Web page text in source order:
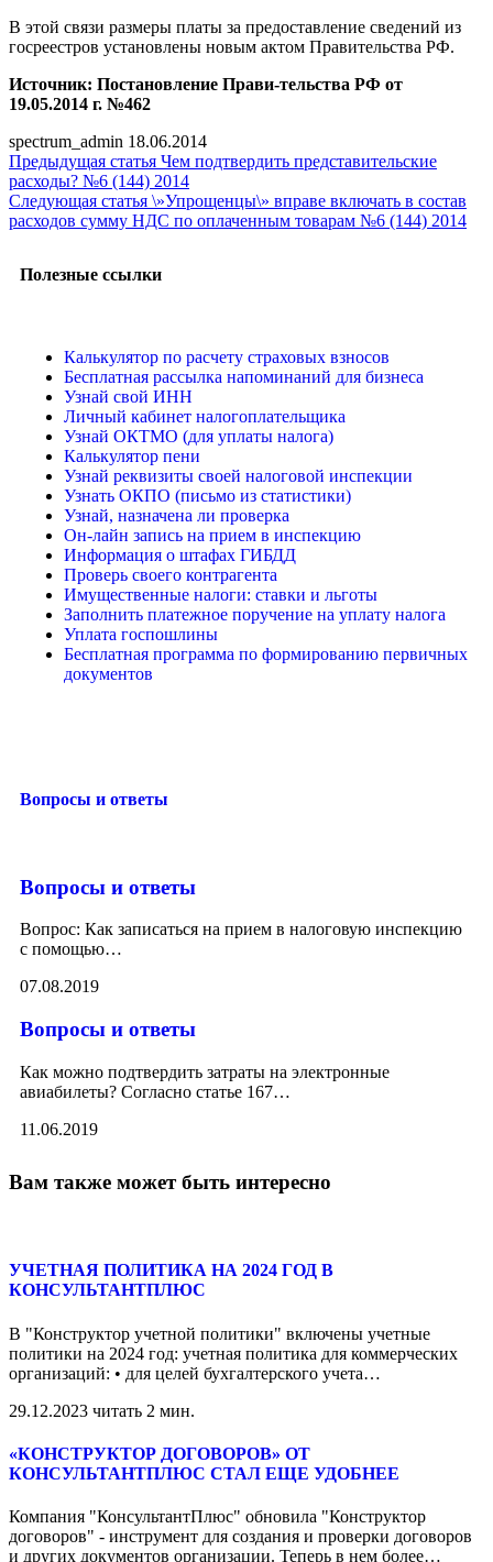
В этой связи размеры платы за предоставление сведений из
госреестров установлены новым актом Правительства РФ.
Источник: Постановление Прави-тельства РФ от
19.05.2014 г. №462
spectrum_admin 18.06.2014
Предыдущая статья Чем подтвердить представительские
расходы? №6 (144) 2014
Следующая статья \»Упрощенцы\» вправе включать в состав
расходов сумму НДС по оплаченным товарам №6 (144) 2014
Полезные ссылки
Калькулятор по расчету страховых взносов
Бесплатная рассылка напоминаний для бизнеса
Узнай свой ИНН
Личный кабинет налогоплательщика
Узнай ОКТМО (для уплаты налога)
Калькулятор пени
Узнай реквизиты своей налоговой инспекции
Узнать ОКПО (письмо из статистики)
Узнай, назначена ли проверка
Он-лайн запись на прием в инспекцию
Информация о штафах ГИБДД
Проверь своего контрагента
Имущественные налоги: ставки и льготы
Заполнить платежное поручение на уплату налога
Уплата госпошлины
Бесплатная программа по формированию первичных
документов
Вопросы и ответы
Вопросы и ответы
Вопрос: Как записаться на прием в налоговую инспекцию
с помощью…
07.08.2019
Вопросы и ответы
Как можно подтвердить затраты на электронные
авиабилеты? Согласно статье 167…
11.06.2019
Вам также может быть интересно
УЧЕТНАЯ ПОЛИТИКА НА 2024 ГОД В
КОНСУЛЬТАНТПЛЮС
В "Конструктор учетной политики" включены учетные
политики на 2024 год: учетная политика для коммерческих
организаций: • для целей бухгалтерского учета…
29.12.2023 читать 2 мин.
«КОНСТРУКТОР ДОГОВОРОВ» ОТ
КОНСУЛЬТАНТПЛЮС СТАЛ ЕЩЕ УДОБНЕЕ
Компания "КонсультантПлюс" обновила "Конструктор
договоров" - инструмент для создания и проверки договоров
и других документов организации. Теперь в нем более…